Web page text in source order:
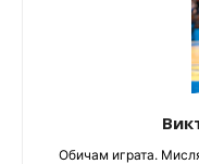
Обичам играта.